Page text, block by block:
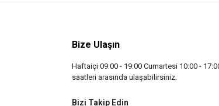
Bize Ulaşın
Haftaiçi 09:00 - 19:00 Cumartesi 10:00 -
saatleri arasında ulaşabilirsiniz.
Bizi Takip Edin